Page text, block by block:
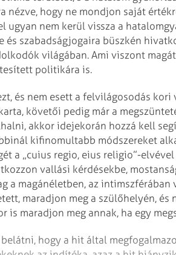
nézve, hogy ne mondjon saját
ugyan nem kerül vissza a
és szabadságjogaira büszkén
világában. Ami viszont
politikára is.
és nem esett a felvilágosodás
követői pedig már a
akkor ideje­korán hozzá kell
kifinomultabb módszereket
a „cuius regio, eius religio”-
vallási kérdésekbe,
a magánéletben, az
maradjon meg a szülőhelyén,
is maradjon meg annak, ha egy
hogy a hit által